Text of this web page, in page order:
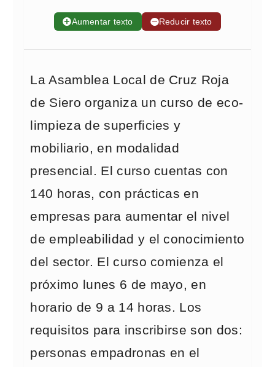
➕Aumentar texto ➖Reducir texto
La Asamblea Local de Cruz Roja
de Siero organiza un curso de eco-
limpieza de superficies y
mobiliario, en modalidad
presencial. El curso cuentas con
140 horas, con prácticas en
empresas para aumentar el nivel
de empleabilidad y el conocimiento
del sector. El curso comienza el
próximo lunes 6 de mayo, en
horario de 9 a 14 horas. Los
requisitos para inscribirse son dos:
personas empadronas en el